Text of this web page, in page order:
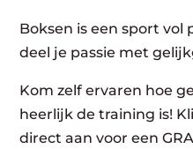
Boksen is een sport vol
deel je passie met
Kom zelf ervaren hoe
heerlijk de training is!
direct aan voor een